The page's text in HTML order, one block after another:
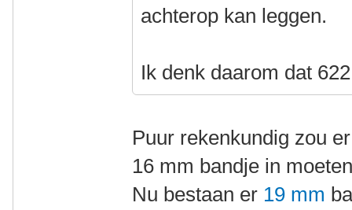
achterop kan leggen.
Ik denk daarom dat
Puur rekenkundig zou
16 mm bandje in
Nu bestaan er 19 mm